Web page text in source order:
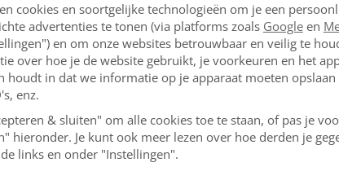
-
Fur (beige)
Ronde vloerkleden - Devon
(cream)
29.99 €
cookies en soortgelijke technologieën om je een
advertenties te tonen (via platforms zoals Googleen
en om onze websites betrouwbaar en veilig te
over hoe je de website gebruikt, je voorkeuren en het
houdt in dat we informatie op je apparaat moeten opslaan
enz.
& sluiten" om alle cookies toe te staan, of pas je
hieronder. Je kunt ook meer lezen over hoe derden je
links en onder "Instellingen".